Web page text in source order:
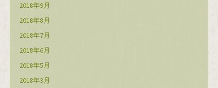
2018年9月
2018年8月
2018年7月
2018年6月
2018年5月
2018年3月